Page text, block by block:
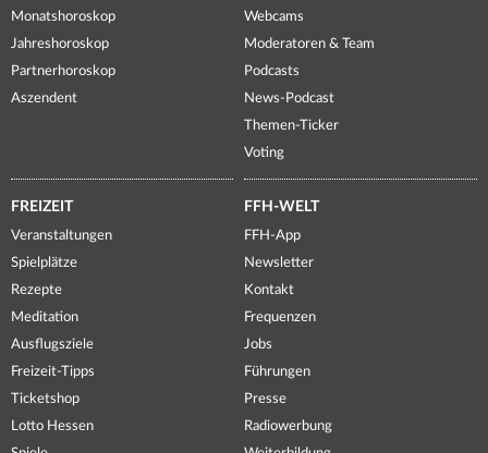
Monatshoroskop
Jahreshoroskop
Partnerhoroskop
Aszendent
Webcams
Moderatoren & Team
Podcasts
News-Podcast
Themen-Ticker
Voting
FREIZEIT
Veranstaltungen
Spielplätze
Rezepte
Meditation
Ausflugsziele
Freizeit-Tipps
Ticketshop
Lotto Hessen
FFH-WELT
FFH-App
Newsletter
Kontakt
Frequenzen
Jobs
Führungen
Presse
Radiowerbung